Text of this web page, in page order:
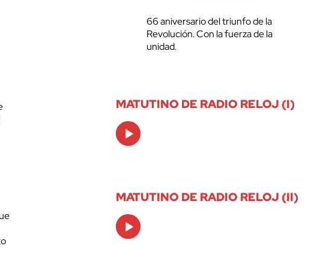
66 aniversario del triunfo de la
Revolución. Con la fuerza de la
unidad.
MATUTINO DE RADIO RELOJ (I)
Audio
Player
MATUTINO DE RADIO RELOJ (II)
Audio
Player